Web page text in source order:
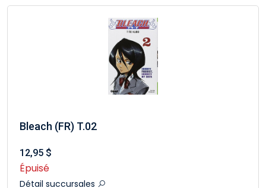
Bleach (FR) T.02
12,95 $
Épuisé
Détail succursales